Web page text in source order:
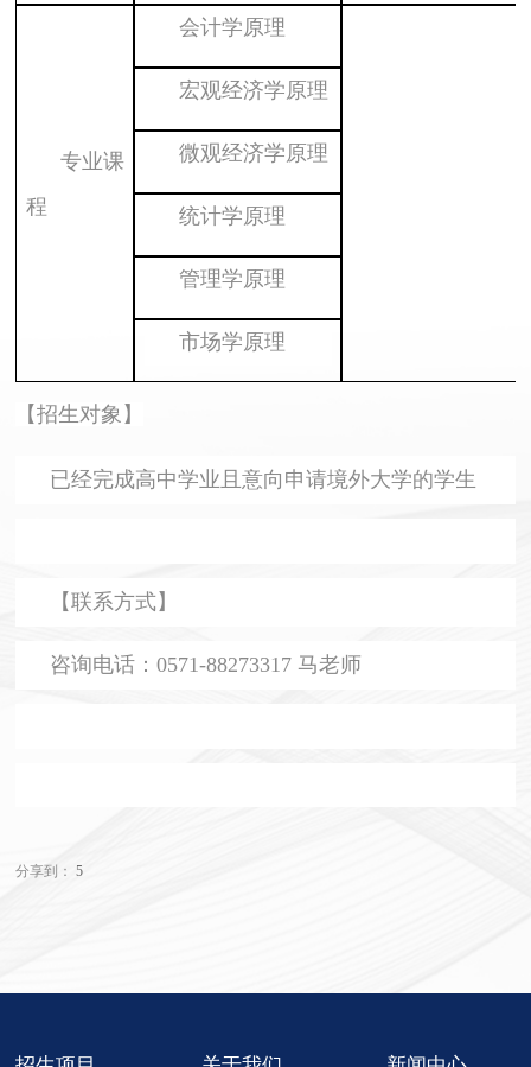
专业课
程
会计学原理
宏观经济学原理
微观经济学原理
统计学原理
管理学原理
市场学原理
【招生对象】
已经完成高中学业且意向申请境外大学的学生
【联系方式】
咨询电话：0571-88273317 马老师
分享到： 5